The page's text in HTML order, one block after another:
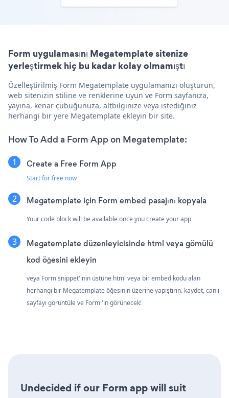
Form uygulamasını Megatemplate sitenize
yerleştirmek hiç bu kadar kolay olmamıştı
Özelleştirilmiş Form Megatemplate uygulamanızı oluşturun,
web sitenizin stiline ve renklerine uyun ve Form sayfanıza,
yayına, kenar çubuğunuza, altbilginize veya istediğiniz
herhangi bir yere Megatemplate ekleyin bir site.
How To Add a Form App on Megatemplate:
Create a Free Form App
Start for free now
Megatemplate için Form embed pasajını kopyala
Your code block will be available once you create your app
Megatemplate düzenleyicisinde html veya gömülü
kod öğesini ekleyin
veya Form snippet'inin üstüne html veya bir embed kodu alan
herhangi bir Megatemplate öğesinin üzerine yapıştırın. kaydet, canlı
sayfayı görüntüle ve Form 'in görünecek!
Undecided if our Form app will suit